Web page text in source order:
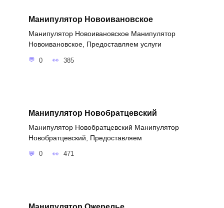
Манипулятор Новоивановское
Манипулятор Новоивановское Манипулятор
Новоивановское, Предоставляем услуги
0 385
Манипулятор Новобратцевский
Манипулятор Новобратцевский Манипулятор
Новобратцевский, Предоставляем
0 471